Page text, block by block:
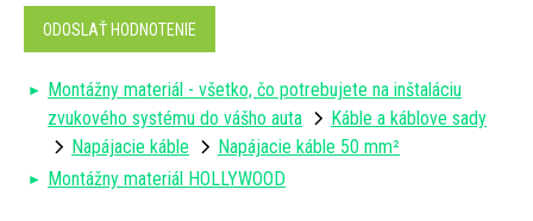
ODOSLAŤ HODNOTENIE
Montážny materiál - všetko, čo potrebujete na inštaláciu
zvukového systému do vášho auta
Káble a káblove sady
Napájacie káble
Napájacie káble 50 mm²
Montážny materiál HOLLYWOOD